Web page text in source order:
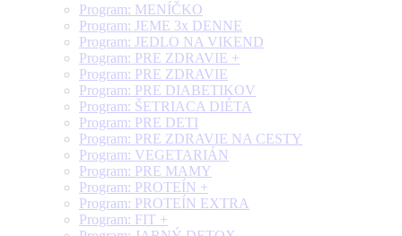
Program: MENÍČKO
Program: JEME 3x DENNE
Program: JEDLO NA VIKEND
Program: PRE ZDRAVIE +
Program: PRE ZDRAVIE
Program: PRE DIABETIKOV
Program: ŠETRIACA DIÉTA
Program: PRE DETI
Program: PRE ZDRAVIE NA CESTY
Program: VEGETARIÁN
Program: PRE MAMY
Program: PROTEÍN +
Program: PROTEÍN EXTRA
Program: FIT +